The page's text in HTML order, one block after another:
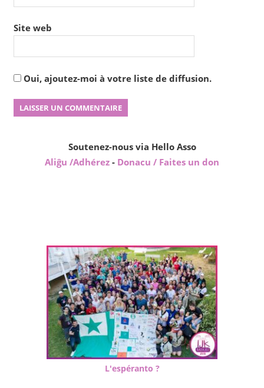
Site web
Oui, ajoutez-moi à votre liste de diffusion.
Soutenez-nous via Hello Asso
Aliĝu /Adhérez - Donacu / Faites un don
L'espéranto ?